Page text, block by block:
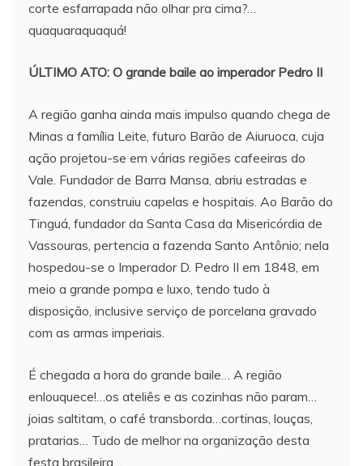
corte esfarrapada não olhar pra cima?…
quaquaraquaquá!
ÚLTIMO ATO: O grande baile ao imperador Pedro II
A região ganha ainda mais impulso quando chega de
Minas a família Leite, futuro Barão de Aiuruoca, cuja
ação projetou-se em várias regiões cafeeiras do
Vale. Fundador de Barra Mansa, abriu estradas e
fazendas, construiu capelas e hospitais. Ao Barão do
Tinguá, fundador da Santa Casa da Misericórdia de
Vassouras, pertencia a fazenda Santo Antônio; nela
hospedou-se o Imperador D. Pedro II em 1848, em
meio a grande pompa e luxo, tendo tudo à
disposição, inclusive serviço de porcelana gravado
com as armas imperiais.
É chegada a hora do grande baile… A região
enlouquece!…os ateliês e as cozinhas não param…
joias saltitam, o café transborda…cortinas, louças,
pratarias… Tudo de melhor na organização desta
festa brasileira…